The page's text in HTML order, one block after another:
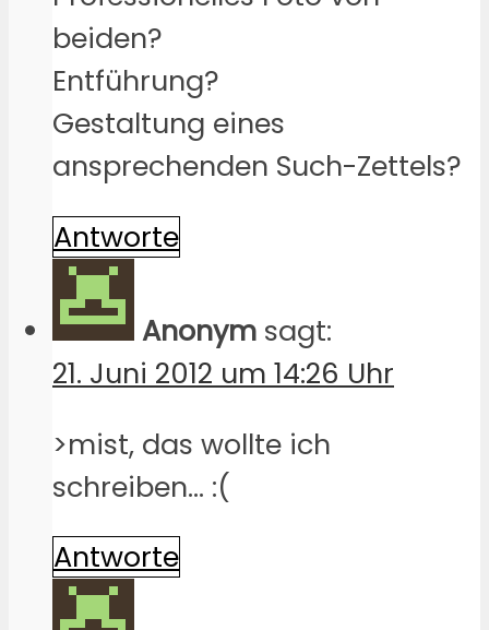
beiden?
Entführung?
Gestaltung eines
ansprechenden Such-Zettels?
Antworte
Anonym sagt:
21. Juni 2012 um 14:26 Uhr
>mist, das wollte ich
schreiben… :(
Antworte